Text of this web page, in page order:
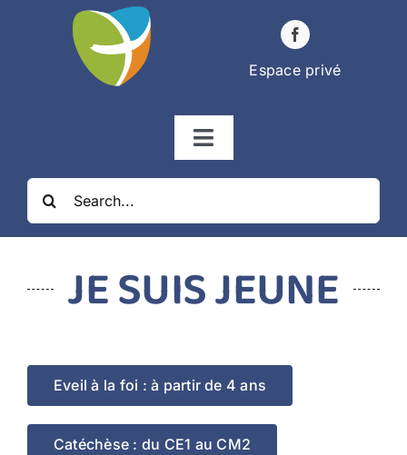
Espace privé
Navigation
bascule
ÉGLISES
ÉTAPES DE LA VIE
VIE PAROISSIALE
CONTACT
JE SUIS JEUNE
Eveil à la foi : à partir de 4 ans
Catéchèse : du CE1 au CM2